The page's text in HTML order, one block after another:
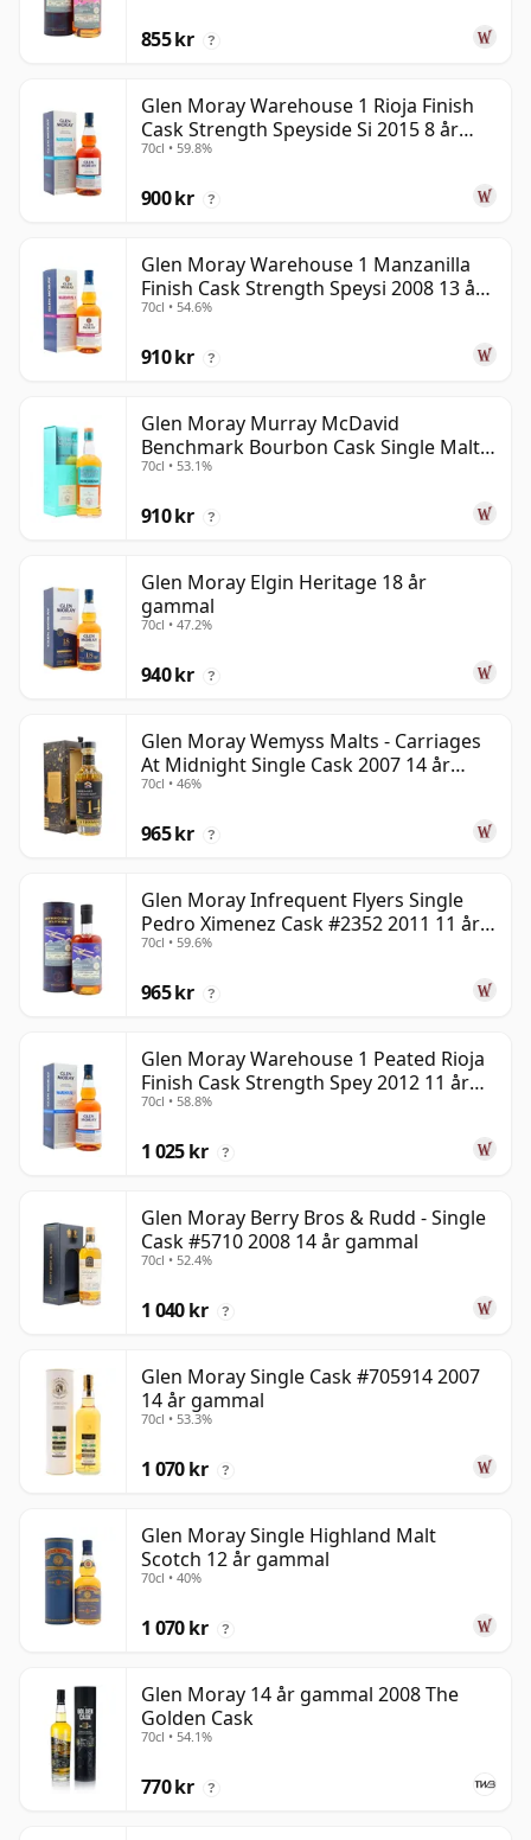
855 kr ?
Glen Moray Warehouse 1 Rioja Finish
Cask Strength Speyside Si 2015 8 år
gammal
70cl • 59.8%
900 kr ?
Glen Moray Warehouse 1 Manzanilla
Finish Cask Strength Speysi 2008 13 år
gammal
70cl • 54.6%
910 kr ?
Glen Moray Murray McDavid
Benchmark Bourbon Cask Single Malt
2007 17 år gammal
70cl • 53.1%
910 kr ?
Glen Moray Elgin Heritage 18 år
gammal
70cl • 47.2%
940 kr ?
Glen Moray Wemyss Malts - Carriages
At Midnight Single Cask 2007 14 år
gammal
70cl • 46%
965 kr ?
Glen Moray Infrequent Flyers Single
Pedro Ximenez Cask #2352 2011 11 år
gammal
70cl • 59.6%
965 kr ?
Glen Moray Warehouse 1 Peated Rioja
Finish Cask Strength Spey 2012 11 år
gammal
70cl • 58.8%
1 025 kr ?
Glen Moray Berry Bros & Rudd - Single
Cask #5710 2008 14 år gammal
70cl • 52.4%
1 040 kr ?
Glen Moray Single Cask #705914 2007
14 år gammal
70cl • 53.3%
1 070 kr ?
Glen Moray Single Highland Malt
Scotch 12 år gammal
70cl • 40%
1 070 kr ?
Glen Moray 14 år gammal 2008 The
Golden Cask
70cl • 54.1%
770 kr ?